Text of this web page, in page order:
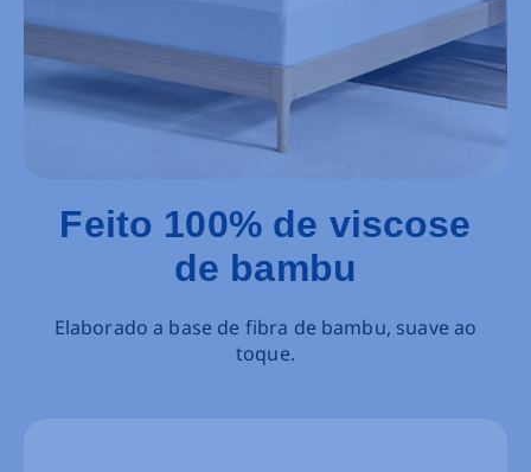
Feito 100% de viscose
de bambu
Elaborado a base de fibra de bambu, suave ao
toque.